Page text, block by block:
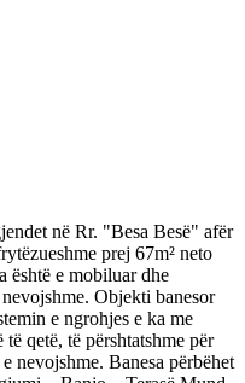
në Rr. "Besa Besë" afër
prej 67m² neto
është e mobiluar dhe
Objekti banesor
e ngrohjes e ka me
qetë, të përshtatshme për
nevojshme. Banesa përbëhet